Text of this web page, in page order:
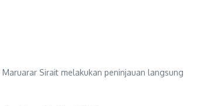
Sirait melakukan peninjauan langsung